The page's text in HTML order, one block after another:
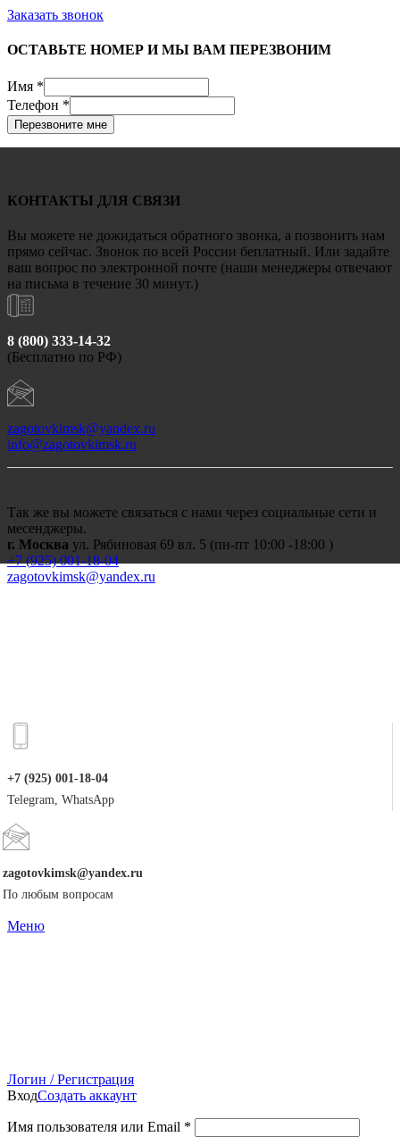
Заказать звонок
ОСТАВЬТЕ НОМЕР И МЫ ВАМ ПЕРЕЗВОНИМ
Имя *
Телефон *
Перезвоните мне
КОНТАКТЫ ДЛЯ СВЯЗИ
Вы можете не дожидаться обратного звонка, а позвонить нам
прямо сейчас. Звонок по всей России беплатный. Или задайте
ваш вопрос по электронной почте (наши менеджеры отвечают
на письма в течение 30 минут.)
8 (800) 333-14-32
(Бесплатно по РФ)
zagotovkimsk@yandex.ru
info@zagotovkimsk.ru
Так же вы можете связаться с нами через социальные сети и
месенджеры.
г. Москва ул. Рябиновая 69 вл. 5 (пн-пт 10:00 -18:00 )
+7 (925) 001-18-04
zagotovkimsk@yandex.ru
+7 (925) 001-18-04
Telegram, WhatsApp
zagotovkimsk@yandex.ru
По любым вопросам
Меню
Логин / Регистрация
ВходСоздать аккаунт
Имя пользователя или Email *